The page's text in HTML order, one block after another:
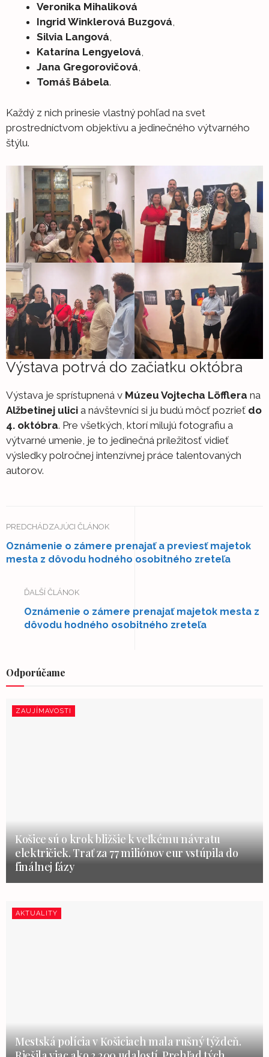
Veronika Mihaliková
Ingrid Winklerová Buzgová,
Silvia Langová,
Katarína Lengyelová,
Jana Gregorovičová,
Tomáš Bábela.
Každý z nich prinesie vlastný pohľad na svet
prostredníctvom objektívu a jedinečného výtvarného
štýlu.
Výstava potrvá do začiatku októbra
Výstava je sprístupnená v Múzeu Vojtecha Löfflera na
Alžbetinej ulici a návštevníci si ju budú môcť pozrieť do
4. októbra. Pre všetkých, ktorí milujú fotografiu a
výtvarné umenie, je to jedinečná príležitosť vidieť
výsledky polročnej intenzívnej práce talentovaných
autorov.
PREDCHÁDZAJÚCI ČLÁNOK
Oznámenie o zámere prenajať a previesť majetok
mesta z dôvodu hodného osobitného zreteľa
ĎALŠÍ ČLÁNOK
Oznámenie o zámere prenajať majetok mesta z
dôvodu hodného osobitného zreteľa
Odporúčame
ZAUJÍMAVOSTI
Košice sú o krok bližšie k veľkému návratu
električiek. Trať za 77 miliónov eur vstúpila do
finálnej fázy
AKTUALITY
Mestská polícia v Košiciach mala rušný týždeň.